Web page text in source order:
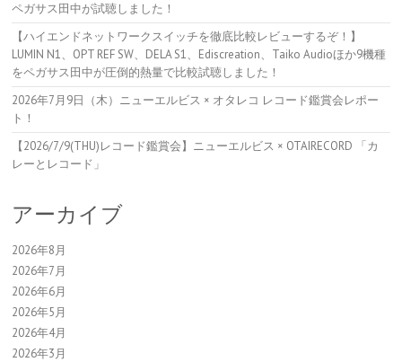
ペガサス田中が試聴しました！
【ハイエンドネットワークスイッチを徹底比較レビューするぞ！】
LUMIN N1、OPT REF SW、DELA S1、Ediscreation、Taiko Audioほか9機種
をペガサス田中が圧倒的熱量で比較試聴しました！
2026年7月9日（木）ニューエルビス × オタレコ レコード鑑賞会レポー
ト！
【2026/7/9(THU)レコード鑑賞会】ニューエルビス × OTAIRECORD 「カ
レーとレコード」
アーカイブ
2026年8月
2026年7月
2026年6月
2026年5月
2026年4月
2026年3月